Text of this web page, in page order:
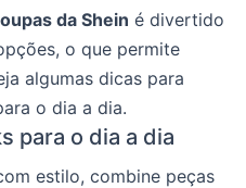
da Shein é divertido
o que permite
algumas dicas para
o dia a dia.
para o dia a dia
estilo, combine peças